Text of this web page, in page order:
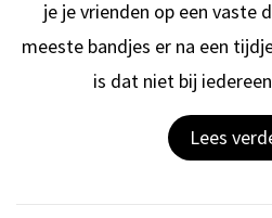
je je vrienden op een vaste
meeste bandjes er na een
is dat niet bij
Lees